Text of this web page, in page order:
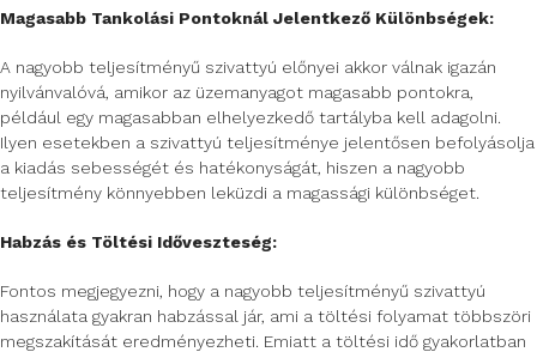
Magasabb Tankolási Pontoknál Jelentkező Különbségek:
A nagyobb teljesítményű szivattyú előnyei akkor válnak igazán
nyilvánvalóvá, amikor az üzemanyagot magasabb pontokra,
például egy magasabban elhelyezkedő tartályba kell adagolni.
Ilyen esetekben a szivattyú teljesítménye jelentősen befolyásolja
a kiadás sebességét és hatékonyságát, hiszen a nagyobb
teljesítmény könnyebben leküzdi a magassági különbséget.
Habzás és Töltési Időveszteség:
Fontos megjegyezni, hogy a nagyobb teljesítményű szivattyú
használata gyakran habzással jár, ami a töltési folyamat többszöri
megszakítását eredményezheti. Emiatt a töltési idő gyakorlatban